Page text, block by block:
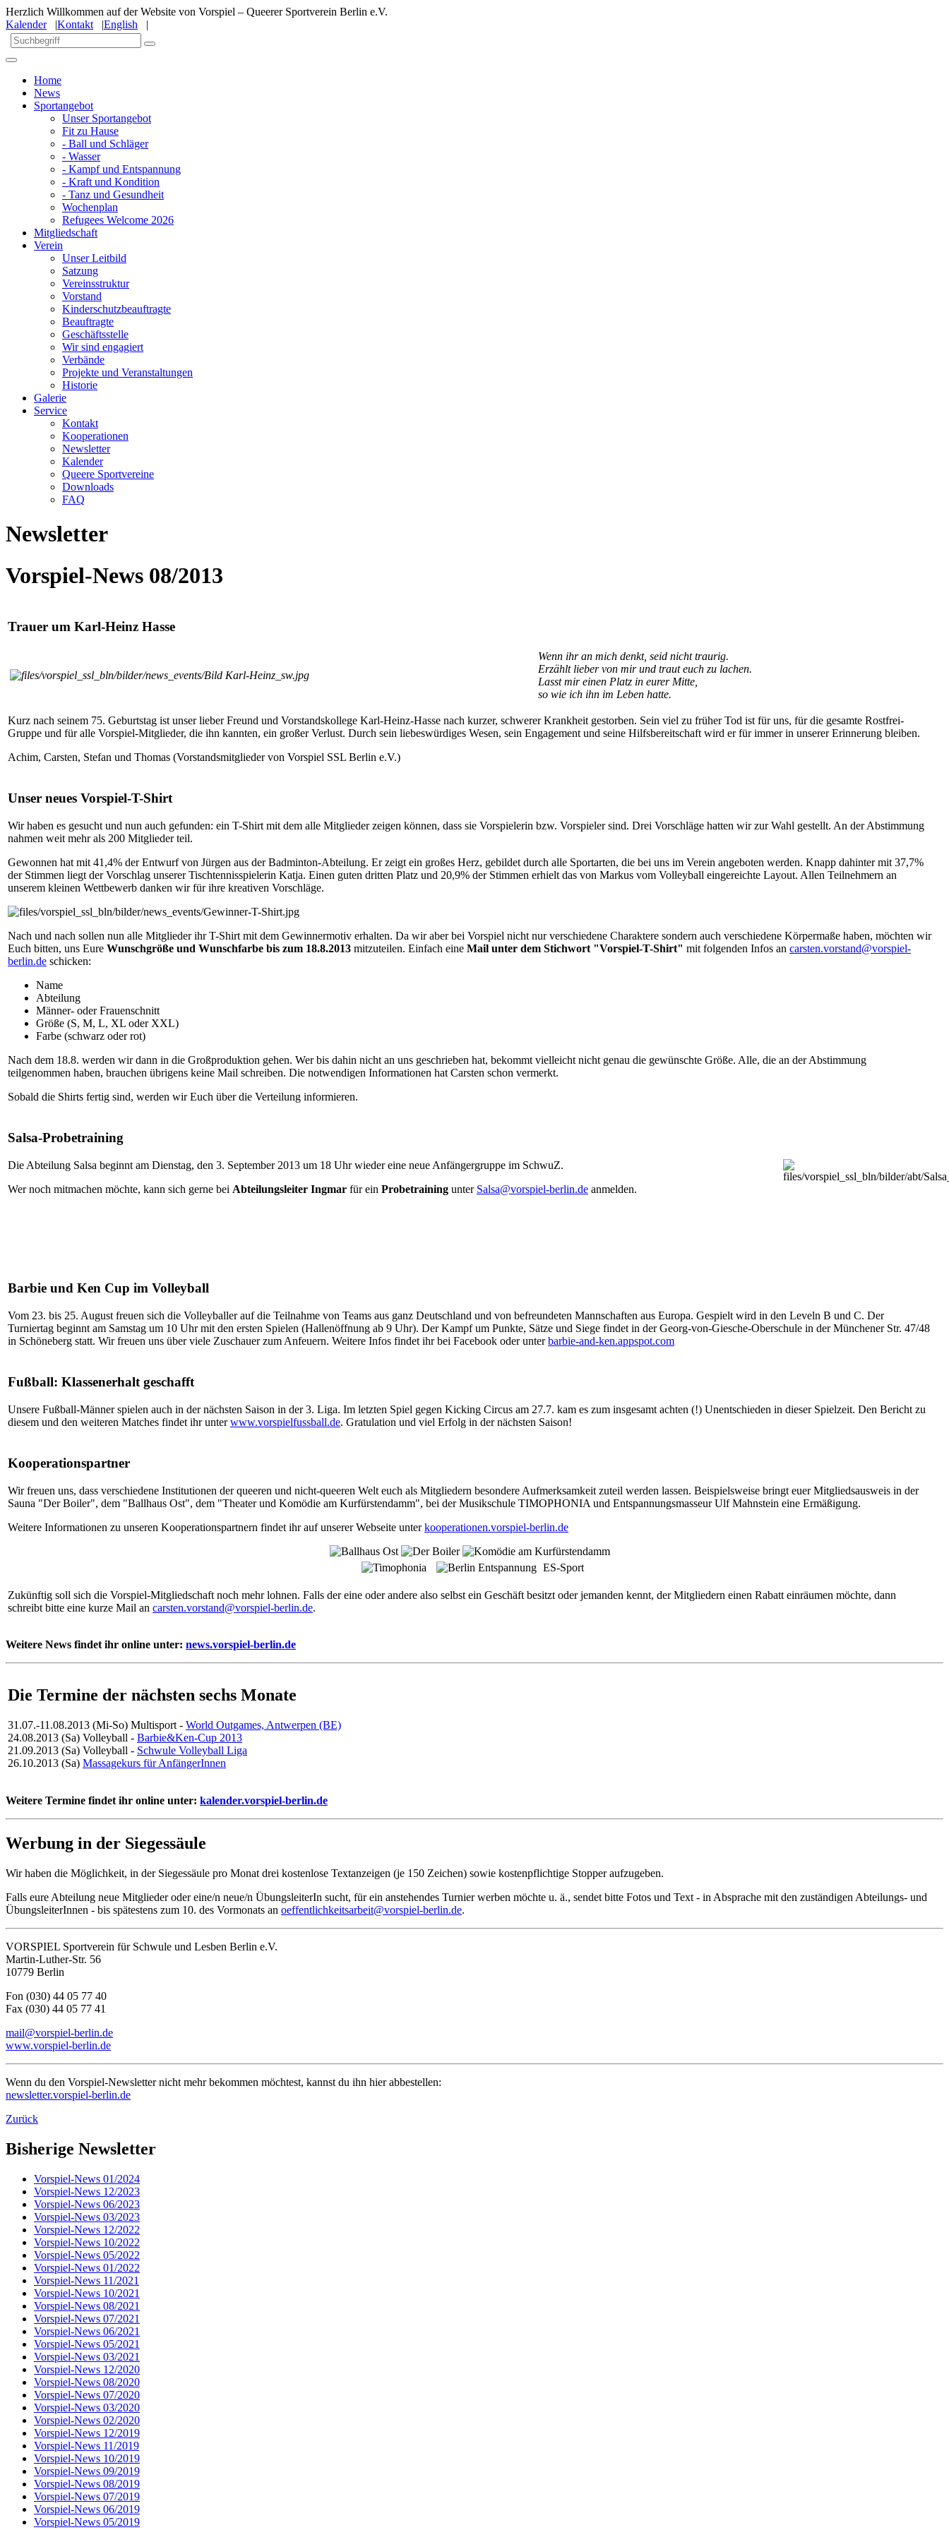
Herzlich Willkommen auf der Website von Vorspiel – Queerer Sportverein Berlin e.V.
Kalender|Kontakt |English |
Home
News
Sportangebot
Unser Sportangebot
Fit zu Hause
- Ball und Schläger
- Wasser
- Kampf und Entspannung
- Kraft und Kondition
- Tanz und Gesundheit
Wochenplan
Refugees Welcome 2026
Mitgliedschaft
Verein
Unser Leitbild
Satzung
Vereinsstruktur
Vorstand
Kinderschutzbeauftragte
Beauftragte
Geschäftsstelle
Wir sind engagiert
Verbände
Projekte und Veranstaltungen
Historie
Galerie
Service
Kontakt
Kooperationen
Newsletter
Kalender
Queere Sportvereine
Downloads
FAQ
Newsletter
Vorspiel-News 08/2013
Trauer um Karl-Heinz Hasse
Wenn ihr an mich denkt, seid nicht traurig.
Erzählt lieber von mir und traut euch zu lachen.
Lasst mir einen Platz in eurer Mitte,
so wie ich ihn im Leben hatte.
Kurz nach seinem 75. Geburtstag ist unser lieber Freund und Vorstandskollege Karl-Heinz-Hasse nach kurzer, schwerer Krankheit gestorben. Sein viel zu früher Tod ist für uns, für die gesamte Rostfrei-
Gruppe und für alle Vorspiel-Mitglieder, die ihn kannten, ein großer Verlust. Durch sein liebeswürdiges Wesen, sein Engagement und seine Hilfsbereitschaft wird er für immer in unserer Erinnerung bleiben.
Achim, Carsten, Stefan und Thomas (Vorstandsmitglieder von Vorspiel SSL Berlin e.V.)
Unser neues Vorspiel-T-Shirt
Wir haben es gesucht und nun auch gefunden: ein T-Shirt mit dem alle Mitglieder zeigen können, dass sie Vorspielerin bzw. Vorspieler sind. Drei Vorschläge hatten wir zur Wahl gestellt. An der Abstimmung
nahmen weit mehr als 200 Mitglieder teil.
Gewonnen hat mit 41,4% der Entwurf von Jürgen aus der Badminton-Abteilung. Er zeigt ein großes Herz, gebildet durch alle Sportarten, die bei uns im Verein angeboten werden. Knapp dahinter mit 37,7%
der Stimmen liegt der Vorschlag unserer Tischtennisspielerin Katja. Einen guten dritten Platz und 20,9% der Stimmen erhielt das von Markus vom Volleyball eingereichte Layout. Allen Teilnehmern an
unserem kleinen Wettbewerb danken wir für ihre kreativen Vorschläge.
Nach und nach sollen nun alle Mitglieder ihr T-Shirt mit dem Gewinnermotiv erhalten. Da wir aber bei Vorspiel nicht nur verschiedene Charaktere sondern auch verschiedene Körpermaße haben, möchten wir
Euch bitten, uns Eure Wunschgröße und Wunschfarbe bis zum 18.8.2013 mitzuteilen. Einfach eine Mail unter dem Stichwort "Vorspiel-T-Shirt" mit folgenden Infos an carsten.vorstand@vorspiel-
berlin.de schicken:
Name
Abteilung
Männer- oder Frauenschnitt
Größe (S, M, L, XL oder XXL)
Farbe (schwarz oder rot)
Nach dem 18.8. werden wir dann in die Großproduktion gehen. Wer bis dahin nicht an uns geschrieben hat, bekommt vielleicht nicht genau die gewünschte Größe. Alle, die an der Abstimmung
teilgenommen haben, brauchen übrigens keine Mail schreiben. Die notwendigen Informationen hat Carsten schon vermerkt.
Sobald die Shirts fertig sind, werden wir Euch über die Verteilung informieren.
Salsa-Probetraining
Die Abteilung Salsa beginnt am Dienstag, den 3. September 2013 um 18 Uhr wieder eine neue Anfängergruppe im SchwuZ.
Wer noch mitmachen möchte, kann sich gerne bei Abteilungsleiter Ingmar für ein Probetraining unter Salsa@vorspiel-berlin.de anmelden.
Barbie und Ken Cup im Volleyball
Vom 23. bis 25. August freuen sich die Volleyballer auf die Teilnahme von Teams aus ganz Deutschland und von befreundeten Mannschaften aus Europa. Gespielt wird in den Leveln B und C. Der
Turniertag beginnt am Samstag um 10 Uhr mit den ersten Spielen (Hallenöffnung ab 9 Uhr). Der Kampf um Punkte, Sätze und Siege findet in der Georg-von-Giesche-Oberschule in der Münchener Str. 47/48
in Schöneberg statt. Wir freuen uns über viele Zuschauer zum Anfeuern. Weitere Infos findet ihr bei Facebook oder unterbarbie-and-ken.appspot.com
Fußball: Klassenerhalt geschafft
Unsere Fußball-Männer spielen auch in der nächsten Saison in der 3. Liga. Im letzten Spiel gegen Kicking Circus am 27.7. kam es zum insgesamt achten (!) Unentschieden in dieser Spielzeit. Den Bericht zu
diesem und den weiteren Matches findet ihr unterwww.vorspielfussball.de. Gratulation und viel Erfolg in der nächsten Saison!
Kooperationspartner
Wir freuen uns, dass verschiedene Institutionen der queeren und nicht-queeren Welt euch als Mitgliedern besondere Aufmerksamkeit zuteil werden lassen. Beispielsweise bringt euer Mitgliedsausweis in der
Sauna "Der Boiler", dem "Ballhaus Ost", dem "Theater und Komödie am Kurfürstendamm", bei der Musikschule TIMOPHONIA und Entspannungsmasseur Ulf Mahnstein eine Ermäßigung.
Weitere Informationen zu unseren Kooperationspartnern findet ihr auf unserer Webseite unterkooperationen.vorspiel-berlin.de
ES-Sport
Zukünftig soll sich die Vorspiel-Mitgliedschaft noch mehr lohnen. Falls der eine oder andere also selbst ein Geschäft besitzt oder jemanden kennt, der Mitgliedern einen Rabatt einräumen möchte, dann
schreibt bitte eine kurze Mail an carsten.vorstand@vorspiel-berlin.de.
Weitere News findet ihr online unter: news.vorspiel-berlin.de
Die Termine der nächsten sechs Monate
31.07.-11.08.2013 (Mi-So) Multisport - World Outgames, Antwerpen (BE)
24.08.2013 (Sa) Volleyball - Barbie&Ken-Cup 2013
21.09.2013 (Sa) Volleyball - Schwule Volleyball Liga
26.10.2013 (Sa) Massagekurs für AnfängerInnen
Weitere Termine findet ihr online unter: kalender.vorspiel-berlin.de
Werbung in der Siegessäule
Wir haben die Möglichkeit, in der Siegessäule pro Monat drei kostenlose Textanzeigen (je 150 Zeichen) sowie kostenpflichtige Stopper aufzugeben.
Falls eure Abteilung neue Mitglieder oder eine/n neue/n ÜbungsleiterIn sucht, für ein anstehendes Turnier werben möchte u. ä., sendet bitte Fotos und Text ‑ in Absprache mit den zuständigen Abteilungs- und
ÜbungsleiterInnen - bis spätestens zum 10. des Vormonats an oeffentlichkeitsarbeit@vorspiel-berlin.de.
VORSPIEL Sportverein für Schwule und Lesben Berlin e.V.
Martin-Luther-Str. 56
10779 Berlin
Fon (030) 44 05 77 40
Fax (030) 44 05 77 41
mail@vorspiel-berlin.de
www.vorspiel-berlin.de
Wenn du den Vorspiel-Newsletter nicht mehr bekommen möchtest, kannst du ihn hier abbestellen:
newsletter.vorspiel-berlin.de
Zurück
Bisherige Newsletter
Vorspiel-News 01/2024
Vorspiel-News 12/2023
Vorspiel-News 06/2023
Vorspiel-News 03/2023
Vorspiel-News 12/2022
Vorspiel-News 10/2022
Vorspiel-News 05/2022
Vorspiel-News 01/2022
Vorspiel-News 11/2021
Vorspiel-News 10/2021
Vorspiel-News 08/2021
Vorspiel-News 07/2021
Vorspiel-News 06/2021
Vorspiel-News 05/2021
Vorspiel-News 03/2021
Vorspiel-News 12/2020
Vorspiel-News 08/2020
Vorspiel-News 07/2020
Vorspiel-News 03/2020
Vorspiel-News 02/2020
Vorspiel-News 12/2019
Vorspiel-News 11/2019
Vorspiel-News 10/2019
Vorspiel-News 09/2019
Vorspiel-News 08/2019
Vorspiel-News 07/2019
Vorspiel-News 06/2019
Vorspiel-News 05/2019